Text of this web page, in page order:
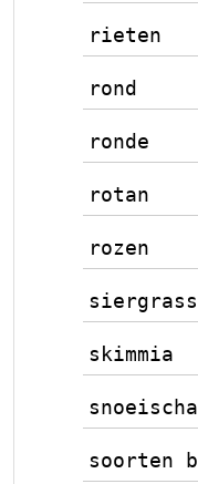
rieten
rond
ronde
rotan
rozen
skimmia
soorten